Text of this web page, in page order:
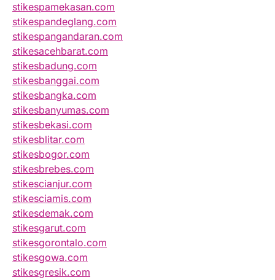
stikespamekasan.com
stikespandeglang.com
stikespangandaran.com
stikesacehbarat.com
stikesbadung.com
stikesbanggai.com
stikesbangka.com
stikesbanyumas.com
stikesbekasi.com
stikesblitar.com
stikesbogor.com
stikesbrebes.com
stikescianjur.com
stikesciamis.com
stikesdemak.com
stikesgarut.com
stikesgorontalo.com
stikesgowa.com
stikesgresik.com